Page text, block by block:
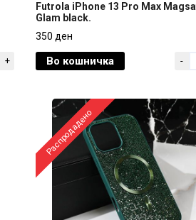
+
Futrola iPhone 13 Pro Max
350 ден
Futrola iPhone 13 Pro Max
Glam black.
350 ден
Во кошничка -
Распродадено